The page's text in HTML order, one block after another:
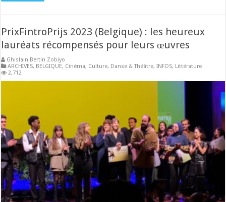
PrixFintroPrijs 2023 (Belgique) : les heureux
lauréats récompensés pour leurs œuvres
Ghislain Bertin Zobiyo
ARCHIVES, BELGIQUE, Cinéma, Culture, Danse & Théâtre,INFOS, Littérature
2,712